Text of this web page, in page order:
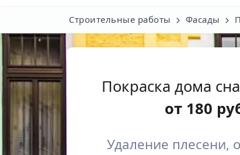
Строительные работы Фасады
Покраска дома
от 180
Удаление плесени,